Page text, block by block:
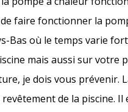
faire fonctionner la
Bas où le temps varie
mais aussi sur votre
je dois vous prévenir.
de la piscine.